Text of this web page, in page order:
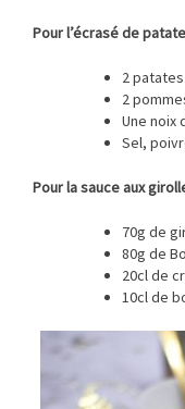
Pour l’écrasé de
2
2
Une noix
Sel,
Pour la sauce aux
70g de
80g de
20cl de
10cl de